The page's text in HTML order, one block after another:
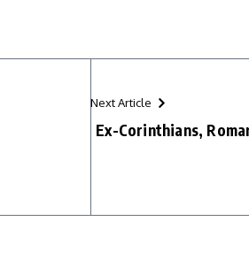
Next Article
Ex-Corinthians,